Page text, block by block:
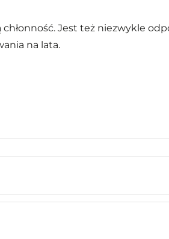
Jest też niezwykle
na lata.